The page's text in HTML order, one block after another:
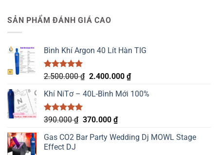
là:
225.000 ₫.
SẢN PHẨM ĐÁNH GIÁ CAO
Bình Khí Argon 40 Lít Hàn TIG
Được xếp
5 sao
2.500.000₫ Giá
là:
2.400.000 ₫Giá
tại
Khí NiTơ – 40L-Bình Mới 100%
Được xếp
5.00
5 sao
390.000₫ Giá
là:
370.000 ₫Giá
tại
Gas CO2 Bar Party Wedding Dj MOWL Stage
Effect DJ